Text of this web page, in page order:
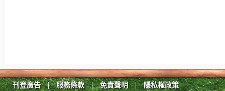
刊登廣告 | 服務條款 | 免責聲明 | 隱私權政策